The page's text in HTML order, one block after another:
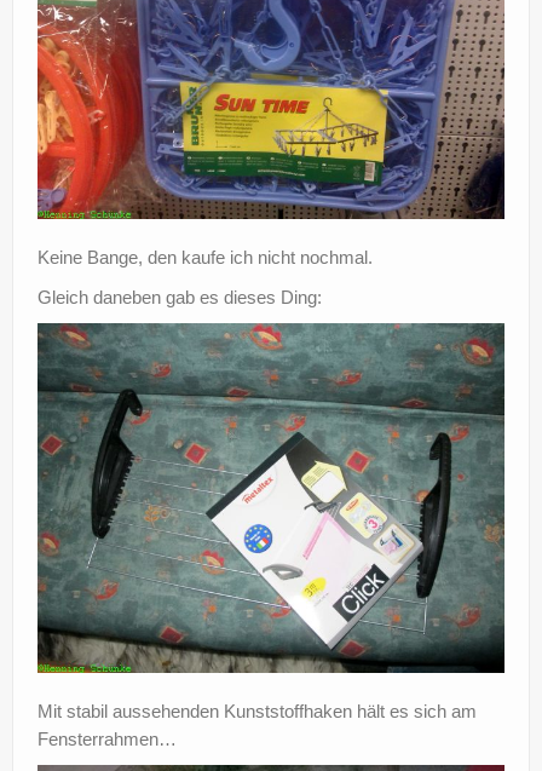
Keine Bange, den kaufe ich nicht nochmal.
Gleich daneben gab es dieses Ding:
Mit stabil aussehenden Kunststoffhaken hält es sich am
Fensterrahmen…